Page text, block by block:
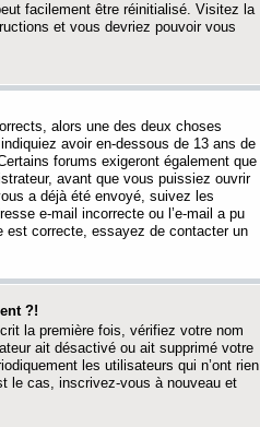
facilement être réinitialisé. Visitez la
et vous devriez pouvoir vous
alors une des deux choses
avoir en-dessous de 13 ans de
forums exigeront également que
avant que vous puissiez ouvrir
a déjà été envoyé, suivez les
e-mail incorrecte ou l’e-mail a pu
est correcte, essayez de contacter un
?!
la première fois, vérifiez votre nom
ait désactivé ou ait supprimé votre
les utilisateurs qui n’ont rien
le cas, inscrivez-vous à nouveau et